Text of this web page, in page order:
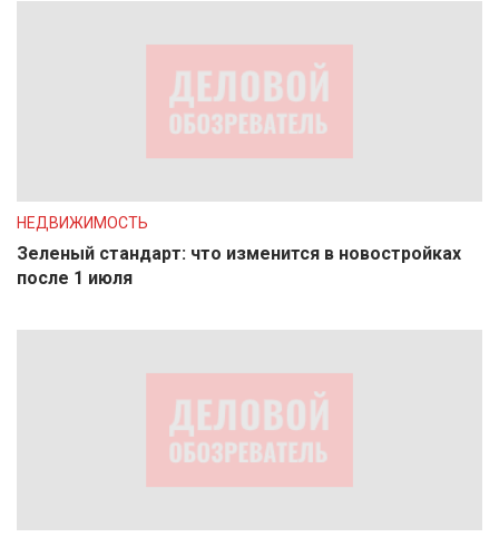
НЕДВИЖИМОСТЬ
Зеленый стандарт: что изменится в новостройках
после 1 июля